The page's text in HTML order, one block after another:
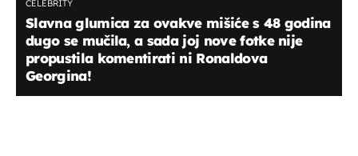
CELEBRITY
Slavna glumica za ovakve mišiće s 48 godina
dugo se mučila, a sada joj nove fotke nije
propustila komentirati ni Ronaldova
Georgina!